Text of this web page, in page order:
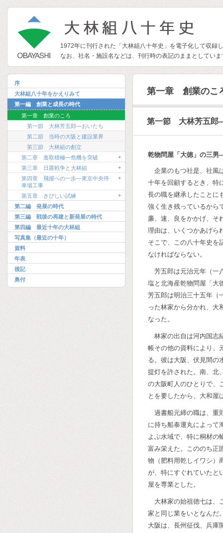
1972年に刊行された「大林組八十年史」を電子化して収録
なお、社名・施設名などは、刊行時の表記のままとしてい
序
大林組八十年をかえりみて
第一編 創業と成長の時代
第一章 創業のころ
第一節 大林芳五郎―おいたち
第二節 当時の大阪と建設業界
第三節 大林組の創立
第二章 進取積極―危機を突破
+
第三章 日露戦争と大林組
+
第四章 飛躍への一歩―東京中央停
車場工事
+
第五章 きびしい試練
+
第二編 発展の時代
第三編 戦後の再建と新発展の時代
第四編 最近十年の大林組
写真集（最近の十年）
資料
年表
後記
奥付
第一章 創業のこ
第一節 大林芳五郎
乾物問屋「大徳」の三男
企業のもつ社是、社風
十年を回顧するとき、特
長の職を継承したことに
強く生き残っているから
廉、速、良をかかげ、そ
理由は、いくつかあげら
そこで、この八十年史を
なければならない。
芳五郎は元治元年（一
塩と北海産乾物問屋「大
芳五郎は明治三十五年（
った林家から分かれ、大
なった。
林家の出自は河内国志
帳その他の資料により、
る。彼は大阪、伏見間の
提灯を許された。南、北
の大阪町人のひとりで、
とを要したから、大和屋
過書船元締の職は、重
に持ち船泰運丸によって
よぶ水域で、特に桐材の
富み栄えた。こののち正
物（肥料用乾しイワシ）
が、特にすぐれていたと
屋を専業とした。
大林家の始祖徳七は、
家と同じ業をいとなんだ
大阪は、長州征伐、兵庫